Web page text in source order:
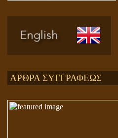
ΑΡΘΡΑ ΣΥΓΓΡΑΦΕΩΣ